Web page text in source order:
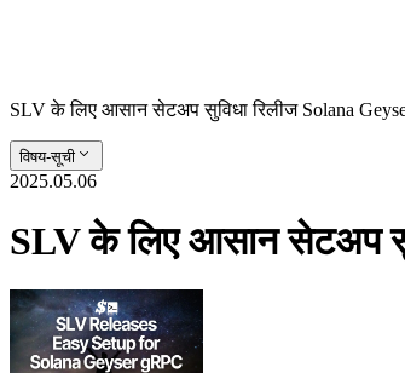
SLV के लिए आसान सेटअप सुविधा रिलीज Solana
विषय-सूची
2025.05.06
SLV के लिए आसान सेटअप